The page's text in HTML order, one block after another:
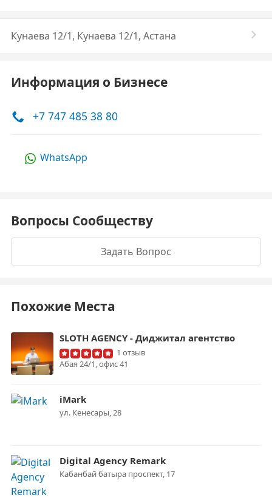
Кунаева 12/1, Кунаева 12/1, Астана
Информация о Бизнесе
+7 747 485 38 80
WhatsApp
Вопросы Сообществу
Задать Вопрос
Похожие Места
SLOTH AGENCY - Диджитал агентство
1 отзыв
Абая 24/1, офис 41
iMark
ул. Кенесары, 28
Digital Agency Remark
Кабанбай батыра проспект, 17